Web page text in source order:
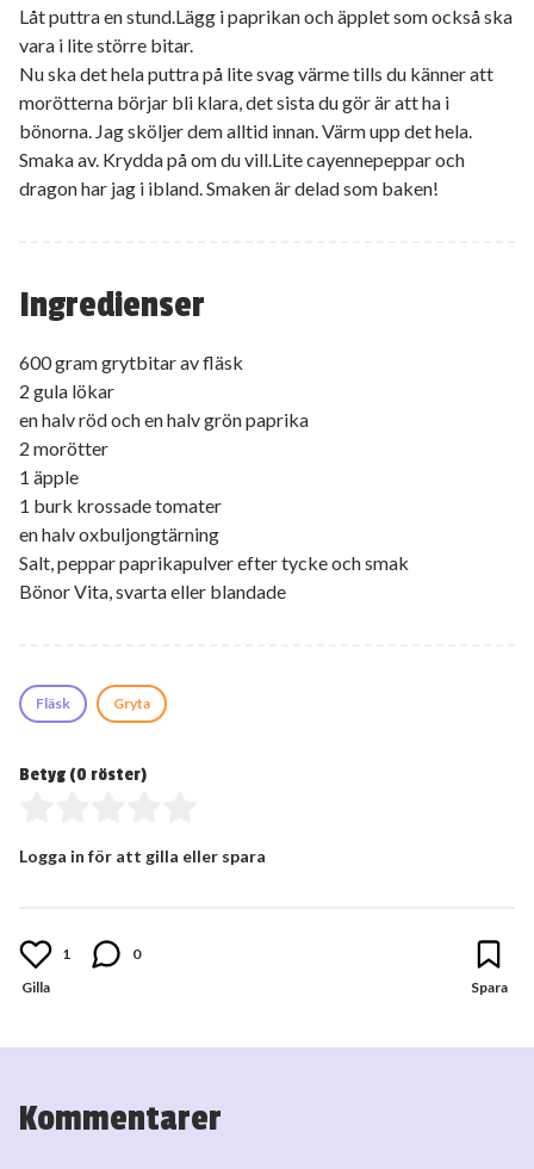
Ingredienser
600 gram grytbitar av fläsk
2 gula lökar
en halv röd och en halv grön paprika
2 morötter
1 äpple
1 burk krossade tomater
en halv oxbuljongtärning
Salt, peppar paprikapulver efter tycke och smak
Bönor Vita, svarta eller blandade
Låt puttra en stund.Lägg i paprikan och äpplet som också ska
vara i lite större bitar.
Nu ska det hela puttra på lite svag värme tills du känner att
morötterna börjar bli klara, det sista du gör är att ha i
bönorna. Jag sköljer dem alltid innan. Värm upp det hela.
Smaka av. Krydda på om du vill.Lite cayennepeppar och
dragon har jag i ibland. Smaken är delad som baken!
Fläsk Gryta
Betyg (0 röster)
Logga in för att gilla eller spara
1 0
Kommentarer